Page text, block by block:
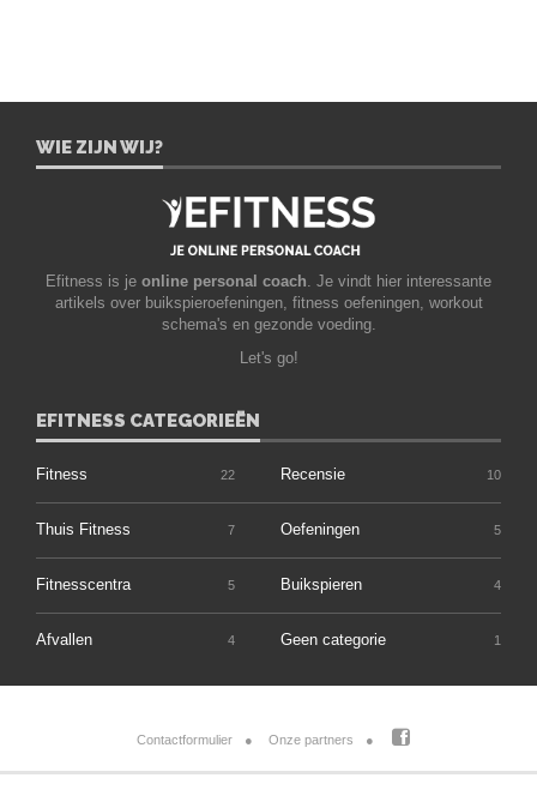
WIE ZIJN WIJ?
Efitness is je online personal coach. Je vindt hier interessante
artikels over buikspieroefeningen, fitness oefeningen, workout
schema's en gezonde voeding.
Let's go!
EFITNESS CATEGORIEËN
Fitness 22 Recensie 10
Thuis Fitness 7 Oefeningen 5
Fitnesscentra 5 Buikspieren 4
Afvallen 4 Geen categorie 1
Contactformulier Onze partners